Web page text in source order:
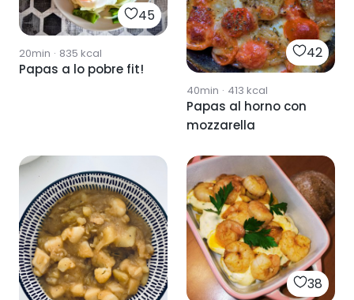
45
20min · 835 kcal
Papas a lo pobre fit!
42
40min · 413 kcal
Papas al horno con
mozzarella
38